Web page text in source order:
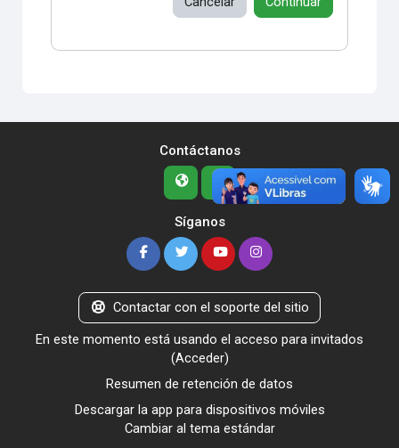
Contáctanos
Síganos
Contactar con el soporte del sitio
En este momento está usando el acceso para invitados
(Acceder)
Resumen de retención de datos
Descargar la app para dispositivos móviles
Cambiar al tema estándar